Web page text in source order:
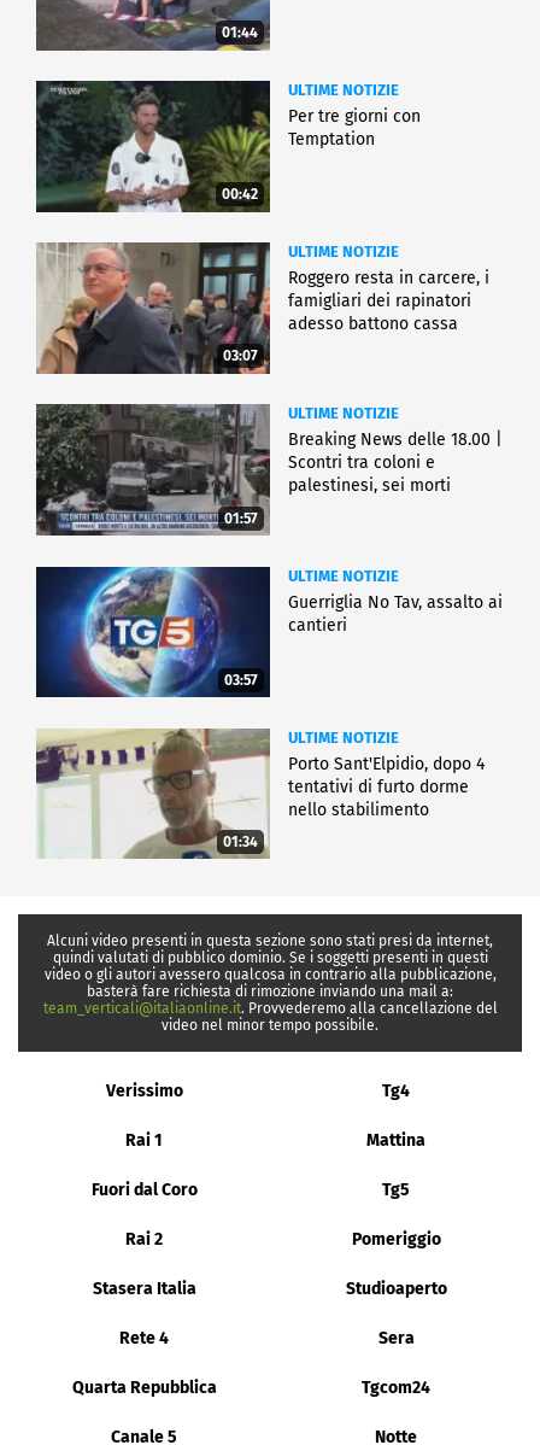
01:44
00:42
ULTIME NOTIZIE
Per tre giorni con
Temptation
03:07
ULTIME NOTIZIE
Roggero resta in carcere, i
famigliari dei rapinatori
adesso battono cassa
01:57
ULTIME NOTIZIE
Breaking News delle 18.00 |
Scontri tra coloni e
palestinesi, sei morti
03:57
ULTIME NOTIZIE
Guerriglia No Tav, assalto ai
cantieri
01:34
ULTIME NOTIZIE
Porto Sant'Elpidio, dopo 4
tentativi di furto dorme
nello stabilimento
Alcuni video presenti in questa sezione sono stati presi da internet,
quindi valutati di pubblico dominio. Se i soggetti presenti in questi
video o gli autori avessero qualcosa in contrario alla pubblicazione,
basterà fare richiesta di rimozione inviando una mail a:
team_verticali@italiaonline.it. Provvederemo alla cancellazione del
video nel minor tempo possibile.
Verissimo Tg4
Rai 1 Mattina
Fuori dal Coro Tg5
Rai 2 Pomeriggio
Stasera Italia Studioaperto
Rete 4 Sera
Quarta Repubblica Tgcom24
Canale 5 Notte